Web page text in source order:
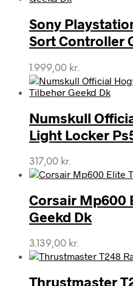
Sony
Sort Controller
1.999,00 kr.
Numskull
Light Locker
317,00 kr.
Corsair Mp600
Geekd Dk
3.139,00 kr.
Thrustmaster